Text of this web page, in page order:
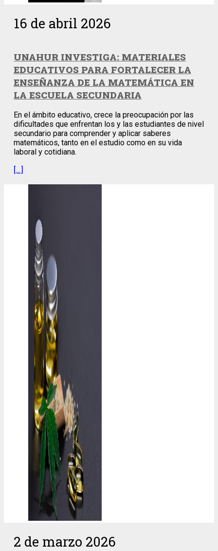
16 de abril 2026
UNAHUR INVESTIGA: MATERIALES
EDUCATIVOS PARA FORTALECER LA
ENSEÑANZA DE LA MATEMÁTICA EN
LA ESCUELA SECUNDARIA
En el ámbito educativo, crece la preocupación por las
dificultades que enfrentan los y las estudiantes de nivel
secundario para comprender y aplicar saberes
matemáticos, tanto en el estudio como en su vida
laboral y cotidiana.
[…]
2 de marzo 2026